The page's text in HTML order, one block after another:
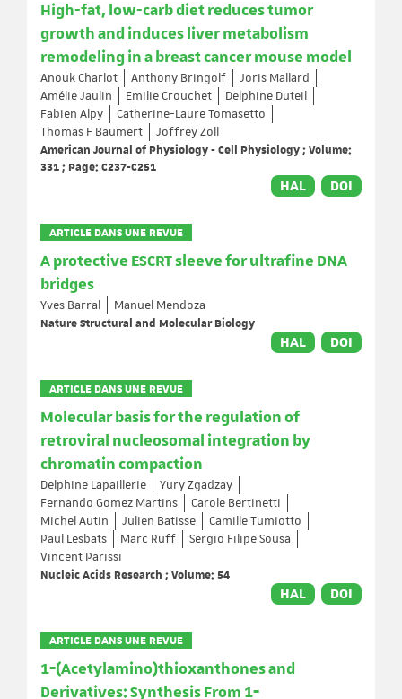
High-fat, low-carb diet reduces tumor
growth and induces liver metabolism
remodeling in a breast cancer mouse model
Anouk Charlot Anthony Bringolf
Joris Mallard
Amélie Jaulin
Emilie Crouchet
Delphine Duteil
Fabien Alpy
Catherine-Laure Tomasetto
Thomas F Baumert
Joffrey Zoll
American Journal of Physiology - Cell Physiology ; Volume:
331 ; Page: C237-C251
HAL DOI
ARTICLE DANS UNE REVUE
A protective ESCRT sleeve for ultrafine DNA
bridges
Yves Barral
Manuel Mendoza
Nature Structural and Molecular Biology
HAL DOI
ARTICLE DANS UNE REVUE
Molecular basis for the regulation of
retroviral nucleosomal integration by
chromatin compaction
Delphine Lapaillerie
Yury Zgadzay
Fernando Gomez Martins
Carole Bertinetti
Michel Autin
Julien Batisse
Camille Tumiotto
Paul Lesbats
Marc Ruff
Sergio Filipe Sousa
Vincent Parissi
Nucleic Acids Research ; Volume: 54
HAL DOI
ARTICLE DANS UNE REVUE
1‐(Acetylamino)thioxanthones and
Derivatives: Synthesis From 1‐